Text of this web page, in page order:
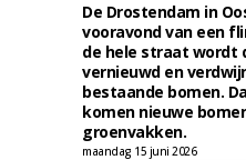
De Drostendam in
vooravond van een
de hele straat wordt
vernieuwd en
bestaande bomen.
komen nieuwe
groenvakken.
maandag 15 juni 2026